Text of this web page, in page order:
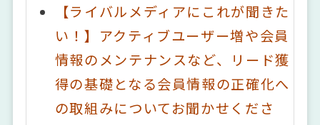
【ライバルメディアにこれが聞きた
い！】アクティブユーザー増や会員
情報のメンテナンスなど、リード獲
得の基礎となる会員情報の正確化へ
の取組みについてお聞かせくださ